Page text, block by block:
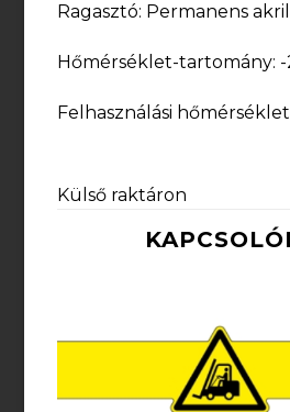
Ragasztó: Permanens
Hőmérséklet-tartomány: -
Felhasználási hőmérséklet:
Külső raktáron